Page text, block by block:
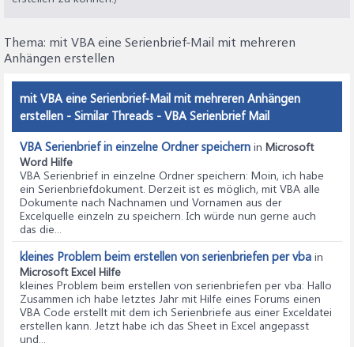
'  Close Outlook if it was started by this macro.
If bStarted Then
    oOutlookApp.Quit
MsgBox Source.Sections.Count - 1 & " messages
Set oOutlookApp = Nothing
Thema: mit VBA eine Serienbrief-Mail mit mehreren
Anhängen erstellen
mit VBA eine Serienbrief-Mail mit mehreren Anhängen
erstellen - Similar Threads - VBA Serienbrief Mail
VBA Serienbrief in einzelne Ordner speichern in Microsoft
Word Hilfe
VBA Serienbrief in einzelne Ordner speichern: Moin, ich habe
ein Serienbriefdokument. Derzeit ist es möglich, mit VBA alle
Dokumente nach Nachnamen und Vornamen aus der
Excelquelle einzeln zu speichern. Ich würde nun gerne auch
das die...
kleines Problem beim erstellen von serienbriefen per vba in
Microsoft Excel Hilfe
kleines Problem beim erstellen von serienbriefen per vba: Hallo
Zusammen ich habe letztes Jahr mit Hilfe eines Forums einen
VBA Code erstellt mit dem ich Serienbriefe aus einer Exceldatei
erstellen kann. Jetzt habe ich das Sheet in Excel angepasst
und...